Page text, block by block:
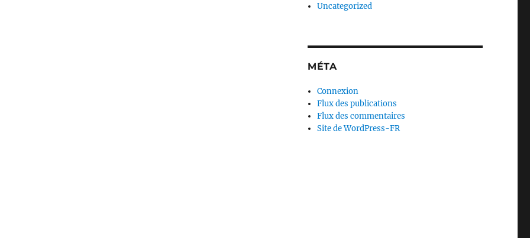
Uncategorized
MÉTA
Connexion
Flux des publications
Flux des commentaires
Site de WordPress-FR